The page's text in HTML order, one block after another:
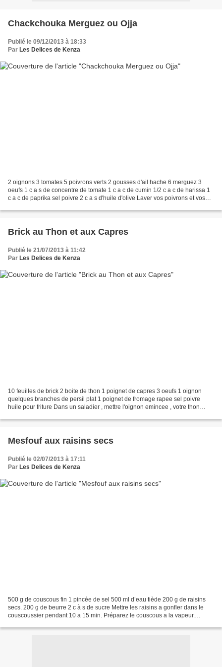
Chackchouka Merguez ou Ojja
Publié le 09/12/2013 à 18:33
Par Les Delices de Kenza
2 oignons 3 tomates 5 poivrons verts 2 gousses d'ail hache 6 merguez 3
oeufs 1 c a s de concentre de tomate 1 c a c de cumin 1/2 c a c de harissa 1
c a c de paprika sel poivre 2 c a s d'huile d'olive Laver vos poivrons et vos
Brick au Thon et aux Capres
Publié le 21/07/2013 à 11:42
Par Les Delices de Kenza
10 feuilles de brick 2 boite de thon 1 poignet de capres 3 oeufs 1 oignon
quelques branches de persil plat 1 poignet de fromage rapee sel poivre
huile pour friture Dans un saladier , mettre l'oignon emincee , votre thon
Mesfouf aux raisins secs
Publié le 02/07/2013 à 17:11
Par Les Delices de Kenza
500 g de couscous fin 1 pincée de sel 500 ml d’eau tiède 200 g de raisins
secs. 200 g de beurre 2 c à s de sucre Mettre les raisins a gonfler dans le
couscoussier pendant 10 a 15 min. Préparez le couscous a la vapeur.